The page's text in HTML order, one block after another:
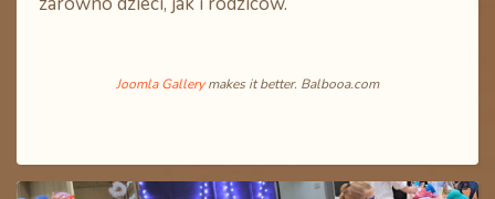
Joomla Gallerymakes it better. Balbooa.com